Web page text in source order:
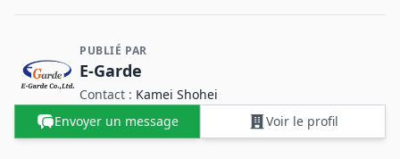
Contact et informations sur l'entreprise
PUBLIÉ PAR
E-Garde
Contact : Kamei Shohei
Envoyer un message
Voir le profil